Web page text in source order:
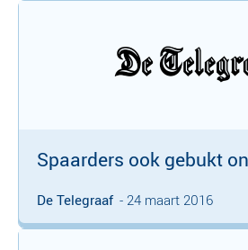
Spaarders ook gebukt
De Telegraaf - 24 maart 2016